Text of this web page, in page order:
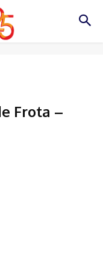
Frota –